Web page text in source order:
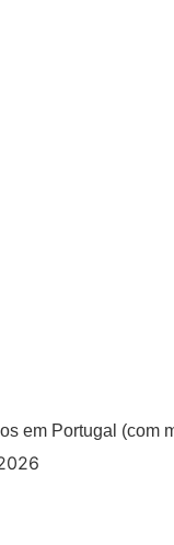
em Portugal (com